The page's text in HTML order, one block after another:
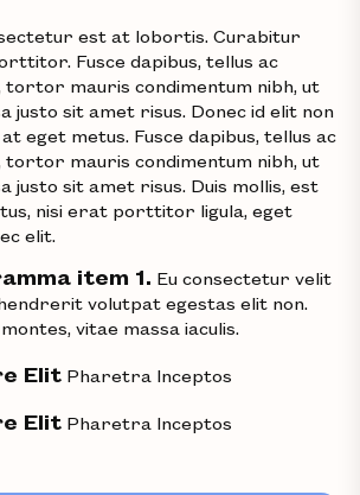
est at lobortis. Curabitur
Fusce dapibus, tellus ac
tortor mauris condimentum nibh, ut
justo sit amet risus. Donec id elit non
eget metus. Fusce dapibus, tellus ac
tortor mauris condimentum nibh, ut
justo sit amet risus. Duis mollis, est
nisi erat porttitor ligula, eget
elit.
item 1. Eu consectetur velit
volutpat egestas elit non.
vitae massa iaculis.
Elit Pharetra Inceptos
Elit Pharetra Inceptos